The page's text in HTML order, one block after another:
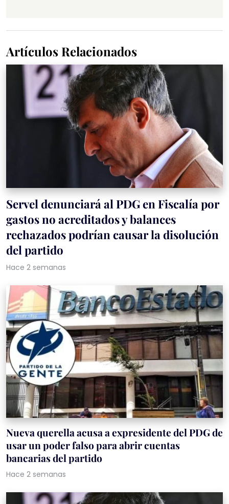
Artículos Relacionados
Servel denunciará al PDG en Fiscalía por
gastos no acreditados y balances
rechazados podrían causar la disolución
del partido
Hace 2 semanas
Nueva querella acusa a expresidente del PDG de
usar un poder falso para abrir cuentas
bancarias del partido
Hace 2 semanas